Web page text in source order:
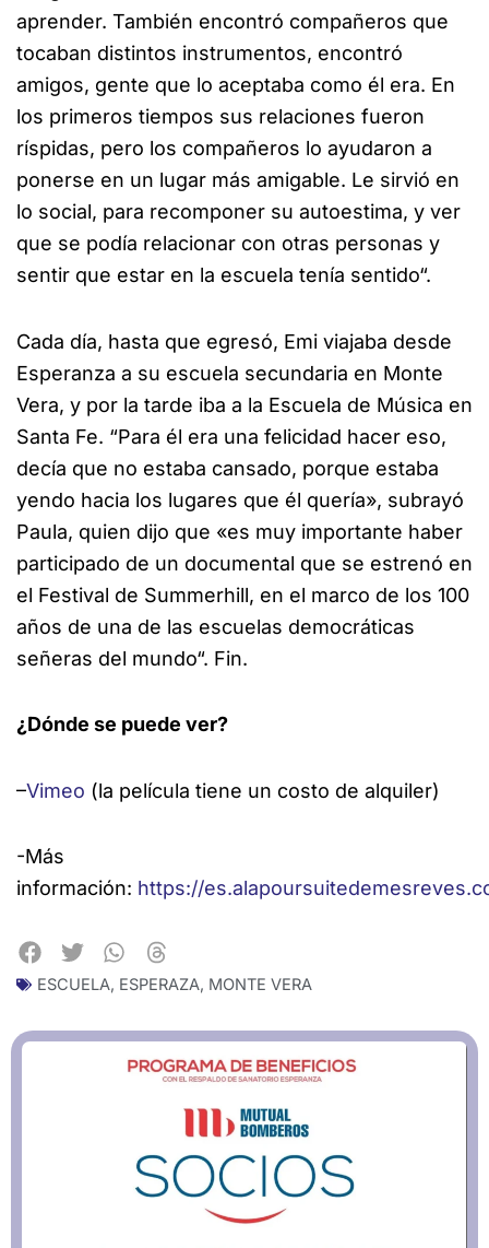
aprender. También encontró compañeros que
tocaban distintos instrumentos, encontró
amigos, gente que lo aceptaba como él era. En
los primeros tiempos sus relaciones fueron
ríspidas, pero los compañeros lo ayudaron a
ponerse en un lugar más amigable. Le sirvió en
lo social, para recomponer su autoestima, y ver
que se podía relacionar con otras personas y
sentir que estar en la escuela tenía sentido“.
Cada día, hasta que egresó, Emi viajaba desde
Esperanza a su escuela secundaria en Monte
Vera, y por la tarde iba a la Escuela de Música en
Santa Fe. “Para él era una felicidad hacer eso,
decía que no estaba cansado, porque estaba
yendo hacia los lugares que él quería», subrayó
Paula, quien dijo que «es muy importante haber
participado de un documental que se estrenó en
el Festival de Summerhill, en el marco de los 100
años de una de las escuelas democráticas
señeras del mundo“. Fin.
¿Dónde se puede ver?
–Vimeo (la película tiene un costo de alquiler)
-Más
información: https://
ESCUELA, ESPERAZA, MONTE VERA